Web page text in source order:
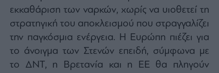
εκκαθάριση των ναρκών, χωρίς να υιοθετεί τη
στρατηγική του αποκλεισμού που στραγγαλίζει
την παγκόσμια ενέργεια. Η Ευρώπη πιέζει για
το άνοιγμα των Στενών επειδή, σύμφωνα με
το ΔΝΤ, η Βρετανία και η ΕΕ θα πληγούν